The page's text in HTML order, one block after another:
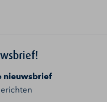
nieuwsbrief